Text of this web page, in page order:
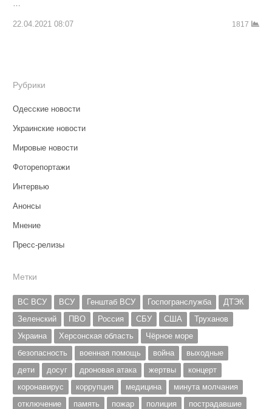
22.04.2021 08:07 1817
Рубрики
Одесские новости
Украинские новости
Мировые новости
Фоторепортажи
Интервью
Анонсы
Мнение
Пресс-релизы
Метки
ВС ВСУ ВСУ Генштаб ВСУ Госпогранслужба
ДТЭК
Зеленский
ПВО Россия СБУ США
Труханов
Украина
Херсонская область
Чёрное море
безопасность
военная помощь война
выходные
дети
досуг дроновая атака жертвы
концерт
коронавирус
коррупция медицина
минута молчания
отключение
память пожар полиция
пострадавшие